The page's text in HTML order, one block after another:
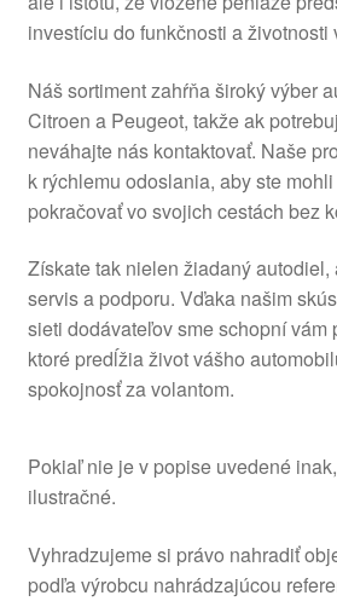
investíciu do funkčnosti a životnosti
Náš sortiment zahŕňa široký výber
Citroen a Peugeot, takže ak
neváhajte nás kontaktovať. Naše
k rýchlemu odoslania, aby ste
pokračovať vo svojich cestách bez
Získate tak nielen žiadaný
servis a podporu. Vďaka našim
sieti dodávateľov sme schopní vám
ktoré predĺžia život vášho
spokojnosť za volantom.
Pokiaľ nie je v popise uvedené
ilustračné.
Vyhradzujeme si právo nahradiť
podľa výrobcu nahrádzajúcou